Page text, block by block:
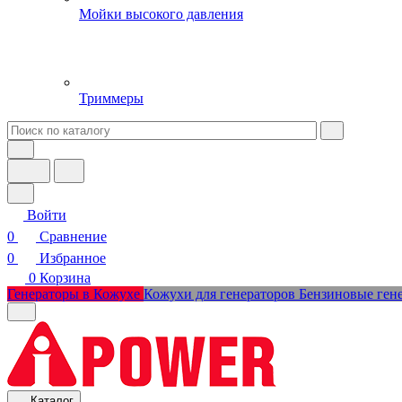
Мойки высокого давления
Триммеры
Войти
0
Сравнение
0
Избранное
0 Корзина
Генераторы в Кожухе Кожухи для генераторов Бензиновые